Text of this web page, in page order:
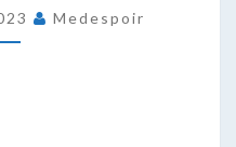
Medespoir